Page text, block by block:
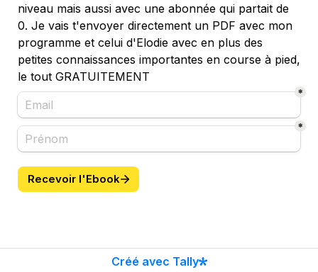
niveau mais aussi avec une abonnée qui partait de
0. Je vais t'envoyer directement un PDF avec mon
programme et celui d'Elodie avec en plus des
petites connaissances importantes en course à pied,
le tout GRATUITEMENT
*
*
Recevoir l'Ebook
Créé avec Tally